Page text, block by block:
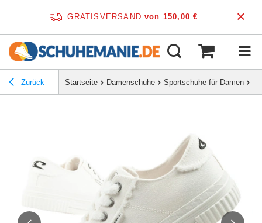
GRATISVERSAND von 150,00 €
Zurück Startseite Damenschuhe Sportschuhe für Damen